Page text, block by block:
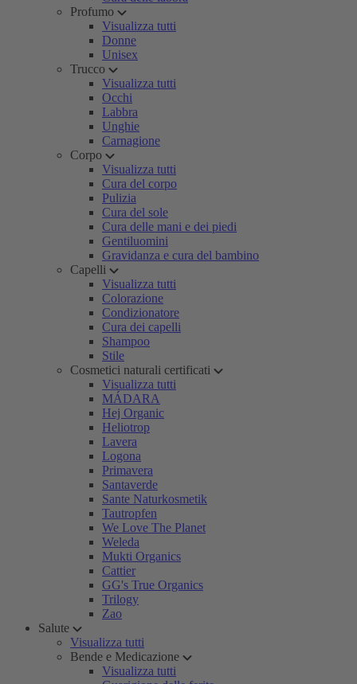
Profumo
Visualizza tutti
Donne
Unisex
Trucco
Visualizza tutti
Occhi
Labbra
Unghie
Carnagione
Corpo
Visualizza tutti
Cura del corpo
Pulizia
Cura del sole
Cura delle mani e dei piedi
Gentiluomini
Gravidanza e cura del bambino
Capelli
Visualizza tutti
Colorazione
Condizionatore
Cura dei capelli
Shampoo
Stile
Cosmetici naturali certificati
Visualizza tutti
MÁDARA
Hej Organic
Heliotrop
Lavera
Logona
Primavera
Santaverde
Sante Naturkosmetik
Tautropfen
We Love The Planet
Weleda
Mukti Organics
Cattier
GG's True Organics
Trilogy
Zao
Salute
Visualizza tutti
Bende e Medicazione
Visualizza tutti